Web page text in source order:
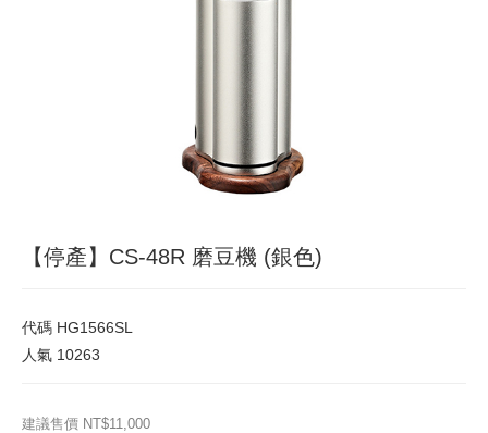
【停產】CS-48R 磨豆機 (銀色)
代碼 HG1566SL
人氣 10263
建議售價 NT$11,000